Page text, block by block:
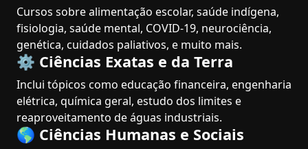
Cursos sobre alimentação escolar, saúde indígena,
fisiologia, saúde mental, COVID-19, neurociência,
genética, cuidados paliativos, e muito mais.
⚙️ Ciências Exatas e da Terra
Inclui tópicos como educação financeira, engenharia
elétrica, química geral, estudo dos limites e
reaproveitamento de águas industriais.
🌎 Ciências Humanas e Sociais